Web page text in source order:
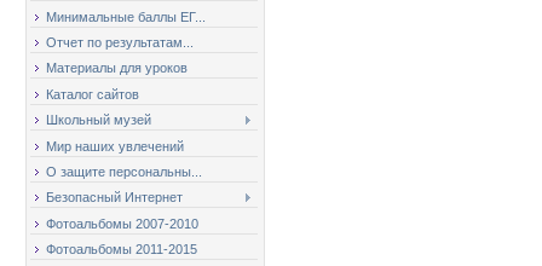
Минимальные баллы ЕГ...
Отчет по результатам...
Материалы для уроков
Каталог сайтов
Школьный музей
Мир наших увлечений
О защите персональны...
Безопасный Интернет
Фотоальбомы 2007-2010
Фотоальбомы 2011-2015